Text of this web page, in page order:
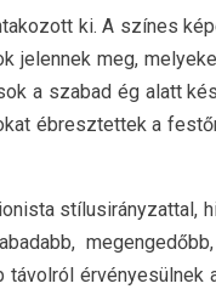
ki. A színes
jelennek meg,
a szabad ég alatt
ébresztettek a
stílusirányzattal,
érvényesülnek